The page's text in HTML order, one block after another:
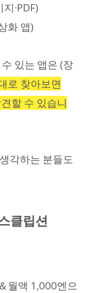
·PDF)
화 앱)
있는 앱은 (장
로 찾아보면
할 수 있습니
각하는 분들도
클립션
월액 1,000엔으